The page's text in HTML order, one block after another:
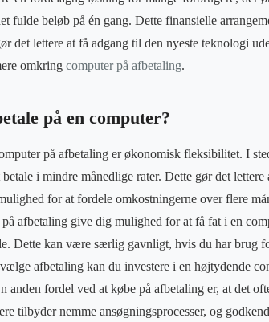
fulde beløb på én gang. Dette finansielle
det lettere at få adgang til den nyeste teknologi
omkring computer på afbetaling.
på en computer?
på afbetaling er økonomisk fleksibilitet. I
i mindre månedlige rater. Dette gør det lettere
for at fordele omkostningerne over flere
afbetaling give dig mulighed for at få fat i en
Dette kan være særlig gavnligt, hvis du har brug
afbetaling kan du investere i en højtydende
anden fordel ved at købe på afbetaling er, at det
tilbyder nemme ansøgningsprocesser, og